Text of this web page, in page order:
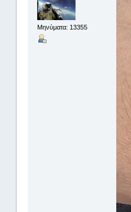
Μηνύματα: 13355